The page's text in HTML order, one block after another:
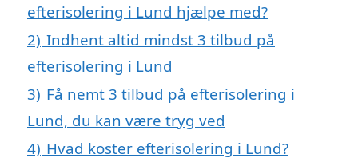
efterisolering i Lund hjælpe med?
2) Indhent altid mindst 3 tilbud på
efterisolering i Lund
3) Få nemt 3 tilbud på efterisolering i
Lund, du kan være tryg ved
4) Hvad koster efterisolering i Lund?